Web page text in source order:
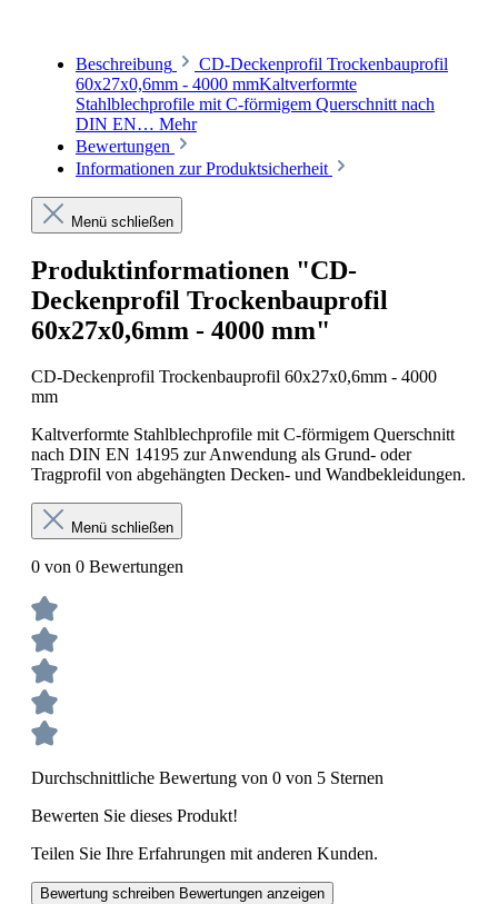
Beschreibung
CD-Deckenprofil Trockenbauprofil
60x27x0,6mm - 4000 mmKaltverformte
Stahlblechprofile mit C-förmigem Querschnitt nach
DIN EN… Mehr
Bewertungen
Informationen zur Produktsicherheit
Menü schließen
Produktinformationen "CD-
Deckenprofil Trockenbauprofil
60x27x0,6mm - 4000 mm"
CD-Deckenprofil Trockenbauprofil 60x27x0,6mm - 4000
mm
Kaltverformte Stahlblechprofile mit C-förmigem Querschnitt
nach DIN EN 14195 zur Anwendung als Grund- oder
Tragprofil von abgehängten Decken- und Wandbekleidungen.
Menü schließen
0 von 0 Bewertungen
Durchschnittliche Bewertung von 0 von 5 Sternen
Bewerten Sie dieses Produkt!
Teilen Sie Ihre Erfahrungen mit anderen Kunden.
Bewertung schreiben Bewertungen anzeigen